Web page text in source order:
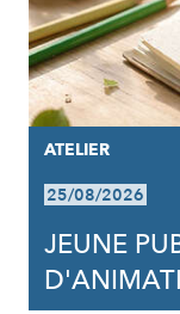
ATELIER
25/08/2026
JEUNE